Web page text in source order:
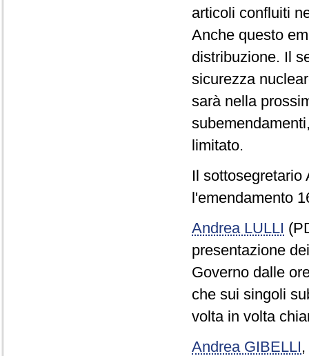
articoli confluiti
Anche questo
distribuzione. Il
sicurezza
sarà nella
limitato.
Il sottosegretario
l'emendamento
Andrea LULLI
presentazione
Governo dalle
che sui singoli
volta in volta
Andrea GIBELLI,